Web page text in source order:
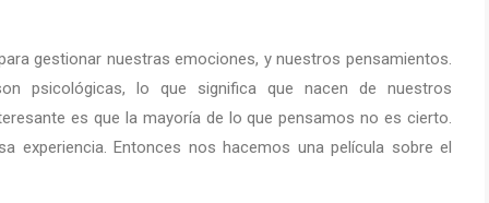
gestionar nuestras emociones, y nuestros pensamientos.
psicológicas, lo que significa que nacen de nuestros
es que la mayoría de lo que pensamos no es cierto.
Entonces nos hacemos una película sobre el